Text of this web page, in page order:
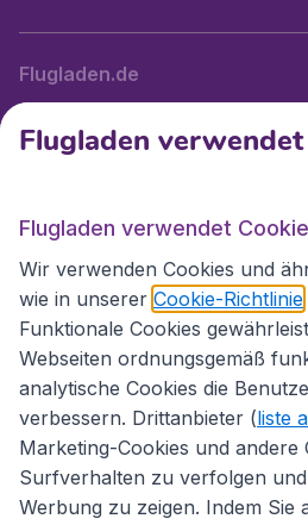
Flugladen.de
Internationale Webseiten
Folgen Sie uns:
Flugladen verwendet
Flugladen verwendet
Wir verwenden Cookies und
wie in unserer Cookie-Richtlinie
Funktionale Cookies
Webseiten ordnungsgemäß
analytische Cookies die
verbessern. Drittanbieter (liste
Marketing-Cookies und andere
Surfverhalten zu verfolgen
Werbung zu zeigen. Indem Sie